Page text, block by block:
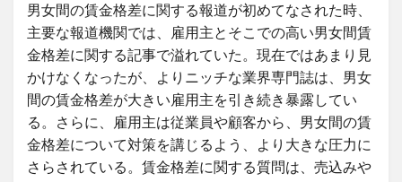
男女間の賃金格差に関する報道が初めてなされた時、
主要な報道機関では、雇用主とそこでの高い男女間賃
金格差に関する記事で溢れていた。現在ではあまり見
かけなくなったが、よりニッチな業界専門誌は、男女
間の賃金格差が大きい雇用主を引き続き暴露してい
る。さらに、雇用主は従業員や顧客から、男女間の賃
金格差について対策を講じるよう、より大きな圧力に
さらされている。賃金格差に関する質問は、売込みや